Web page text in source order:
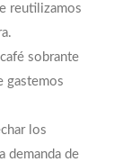
reutilizamos
sobrante
gastemos
los
demanda de